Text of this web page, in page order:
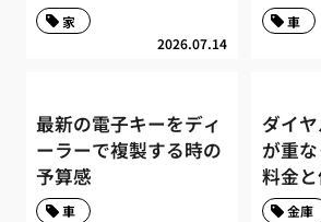
2026.07.14
家 車
最新の電子キーをディ
ーラーで複製する時の
予算感
車
ダイ
が重
料金
金庫